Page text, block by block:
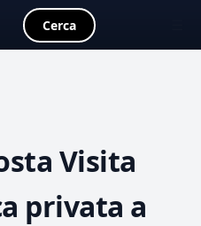
Cerca
Visita
privata a